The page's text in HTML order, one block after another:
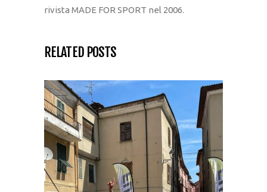
rivista MADE FOR SPORT nel 2006.
RELATED POSTS